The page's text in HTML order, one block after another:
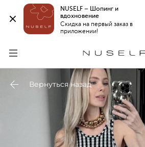
NUSELF – Шопинг и
вдохновение
Скидка на первый заказ в
приложении!
Вернуться назад